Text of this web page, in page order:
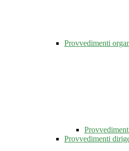
Provvedimenti
Provvedimenti